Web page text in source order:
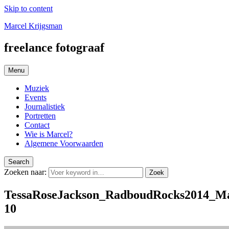
Skip to content
Marcel Krijgsman
freelance fotograaf
Menu
Muziek
Events
Journalistiek
Portretten
Contact
Wie is Marcel?
Algemene Voorwaarden
Search
Zoeken naar: Zoek
10